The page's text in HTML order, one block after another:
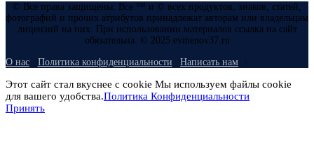
© Все права защищены. Все ™ и © всех продуктов, знаков, статей,
фотографий и прочих атрибутов принадлежат авторам или владельцам
лицензий на них. При использовании материалов ссылка на сайт
обязательна. © 2025 evmenov37.ru
О нас Политика конфиденциальности Написать нам
Этот сайт стал вкуснее с cookie Мы используем файлы cookie
для вашего удобства.Политика Конфиденциальности
Принять